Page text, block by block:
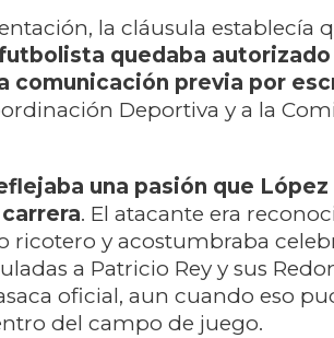
la cláusula establecía
quedaba
comunicación previa por
Deportiva y a la
una pasión que
. El atacante era
ricotero y acostumbraba
a Patricio Rey y sus
oficial, aun cuando eso
del campo de juego.